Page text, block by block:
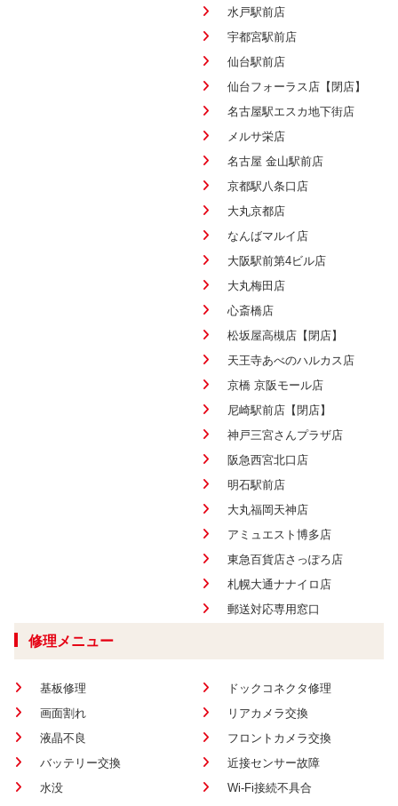
水戸駅前店
宇都宮駅前店
仙台駅前店
仙台フォーラス店【閉店】
名古屋駅エスカ地下街店
メルサ栄店
名古屋 金山駅前店
京都駅八条口店
大丸京都店
なんばマルイ店
大阪駅前第4ビル店
大丸梅田店
心斎橋店
松坂屋高槻店【閉店】
天王寺あべのハルカス店
京橋 京阪モール店
尼崎駅前店【閉店】
神戸三宮さんプラザ店
阪急西宮北口店
明石駅前店
大丸福岡天神店
アミュエスト博多店
東急百貨店さっぽろ店
札幌大通ナナイロ店
郵送対応専用窓口
修理メニュー
基板修理
画面割れ
液晶不良
バッテリー交換
水没
ドックコネクタ修理
リアカメラ交換
フロントカメラ交換
近接センサー故障
Wi-Fi接続不具合